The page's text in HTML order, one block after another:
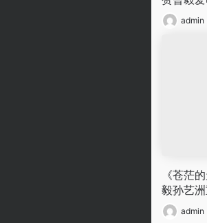
admin
《苍茫
毅孙艺
admin